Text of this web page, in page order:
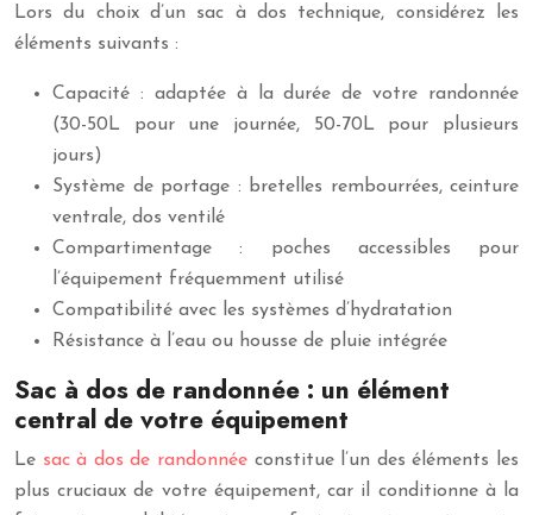
Lors du choix d’un sac à dos technique, considérez les
éléments suivants :
Capacité : adaptée à la durée de votre randonnée
(30-50L pour une journée, 50-70L pour plusieurs
jours)
Système de portage : bretelles rembourrées, ceinture
ventrale, dos ventilé
Compartimentage : poches accessibles pour
l’équipement fréquemment utilisé
Compatibilité avec les systèmes d’hydratation
Résistance à l’eau ou housse de pluie intégrée
Sac à dos de randonnée : un élément
central de votre équipement
Le sac à dos de randonnée constitue l’un des éléments les
plus cruciaux de votre équipement, car il conditionne à la